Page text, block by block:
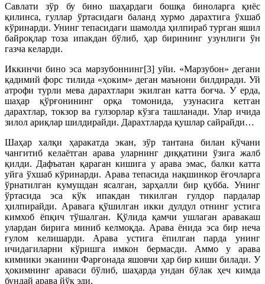
Савлати зўр бу бино шаҳардаги бошқа биноларга қиёс
қилинса, гуллар ўртасидаги баланд хурмо дарахтига ўхшаб
кўринарди. Унинг тепасидаги шамолда ҳилпираб турган яшил
байроқлар тоза ипакдан бўлиб, ҳар бирининг узунлиги ўн
газча келарди.
Иккинчи бино эса марзубоннинг[3] уйи. «Марзубон» дегани
қадимий форс тилида «ҳоким» деган маънони билдиради. Уй
атрофи турли мева дарахтлари экилган катта боғча. У ерда,
шаҳар қўрғонининг орқа томонида, узунасига кетган
дарахтлар, токзор ва гулзорлар кўзга ташланади. Улар ичида
зилол ариқлар шилдирайди. Дарахтларда қушлар сайрайди…
Шаҳар халқи ҳаракатда экан, зўр тантана билан кўчани
чангитиб келаётган арава уларнинг диққатини ўзига жалб
қилди. Дафъатан қараган кишига у арава эмас, балки катта
уйга ўхшаб кўринарди. Арава тепасида нақшинкор ёғочларга
ўрнатилган кумушдан ясалган, зарҳалли бир қубба. Унинг
ўртасида эса кўк ипакдан тикилган гулдор пардалар
ҳилпирайди. Аравага қўшилган икки дулдул отнинг устига
кимхоб ёпқич тўшалган. Қўлида қамчи ушлаган аравакаш
улардан бирига миниб келмоқда. Арава ёнида эса бир неча
ғулом келишарди. Арава устига ёпилган парда унинг
ичидагиларни кўришга имкон бермасди. Аммо у арава
кимники эканини Фарғонада яшовчи ҳар бир киши билади. У
ҳокимнинг араваси бўлиб, шаҳарда ундан бўлак ҳеч кимда
бундай арава йўқ эди.